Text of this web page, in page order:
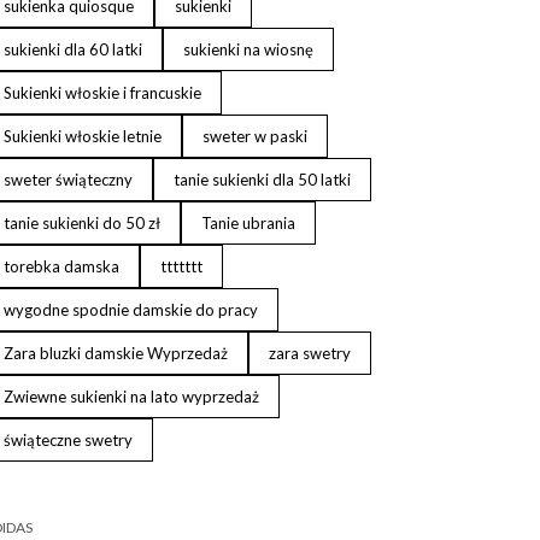
sukienka quiosque sukienki
sukienki dla 60 latki sukienki na wiosnę
Sukienki włoskie i francuskie
Sukienki włoskie letnie sweter w paski
sweter świąteczny tanie sukienki dla 50 latki
tanie sukienki do 50 zł Tanie ubrania
torebka damska ttttttt
wygodne spodnie damskie do pracy
Zara bluzki damskie Wyprzedaż zara swetry
Zwiewne sukienki na lato wyprzedaż
świąteczne swetry